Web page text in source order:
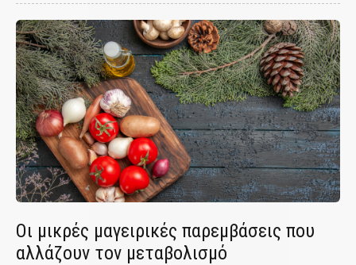
Οι μικρές μαγειρικές παρεμβάσεις που
αλλάζουν τον μεταβολισμό